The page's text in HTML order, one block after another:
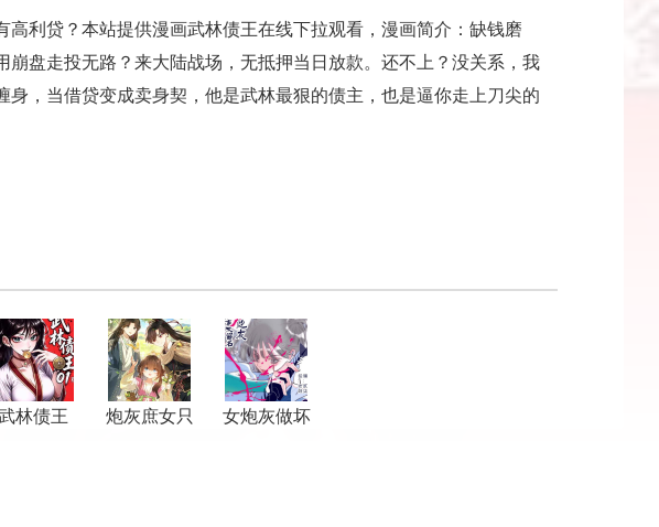
利贷？本站提供漫画武林债王在线下拉观看，漫画简介：缺钱磨
盘走投无路？来大陆战场，无抵押当日放款。还不上？没关系，我
，当借贷变成卖身契，他是武林最狠的债主，也是逼你走上刀尖的
林债王
炮灰庶女只
女炮灰做坏